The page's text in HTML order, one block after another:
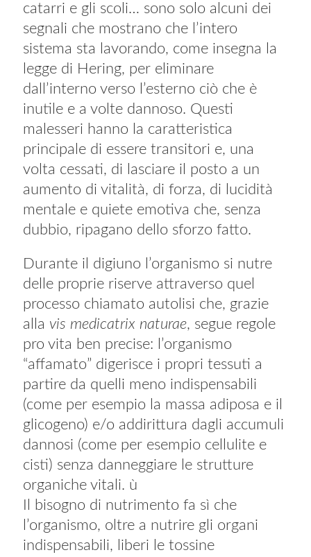
catarri e gli scoli… sono solo alcuni dei
segnali che mostrano che l’intero
sistema sta lavorando, come insegna la
legge di Hering, per eliminare
dall’interno verso l’esterno ciò che è
inutile e a volte dannoso. Questi
malesseri hanno la caratteristica
principale di essere transitori e, una
volta cessati, di lasciare il posto a un
aumento di vitalità, di forza, di lucidità
mentale e quiete emotiva che, senza
dubbio, ripagano dello sforzo fatto.
Durante il digiuno l’organismo si nutre
delle proprie riserve attraverso quel
processo chiamato autolisi che, grazie
alla vis medicatrix naturae, segue regole
pro vita ben precise: l’organismo
“affamato” digerisce i propri tessuti a
partire da quelli meno indispensabili
(come per esempio la massa adiposa e il
glicogeno) e/o addirittura dagli accumuli
dannosi (come per esempio cellulite e
cisti) senza danneggiare le strutture
organiche vitali. ù
Il bisogno di nutrimento fa sì che
l’organismo, oltre a nutrire gli organi
indispensabili, liberi le tossine